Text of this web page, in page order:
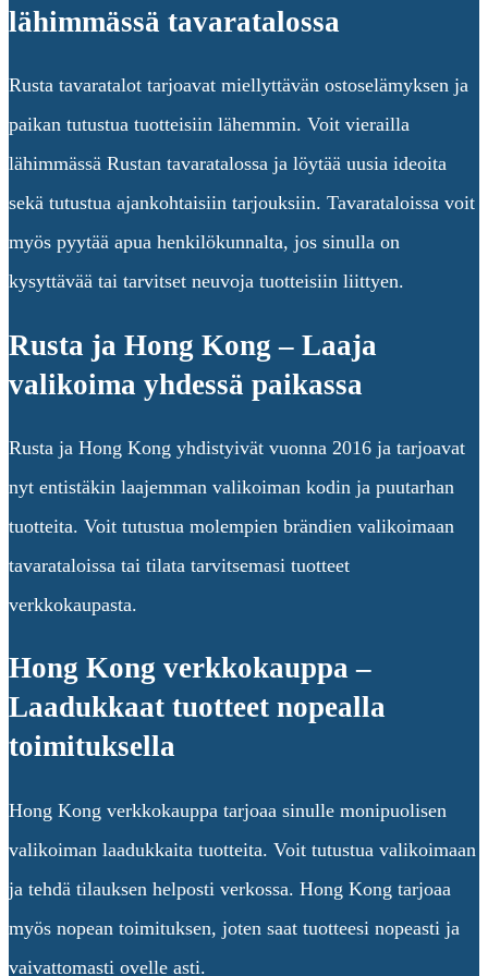
lähimmässä tavaratalossa
Rusta tavaratalot tarjoavat miellyttävän ostoselämyksen ja
paikan tutustua tuotteisiin lähemmin. Voit vierailla
lähimmässä Rustan tavaratalossa ja löytää uusia ideoita
sekä tutustua ajankohtaisiin tarjouksiin. Tavarataloissa voit
myös pyytää apua henkilökunnalta, jos sinulla on
kysyttävää tai tarvitset neuvoja tuotteisiin liittyen.
Rusta ja Hong Kong – Laaja
valikoima yhdessä paikassa
Rusta ja Hong Kong yhdistyivät vuonna 2016 ja tarjoavat
nyt entistäkin laajemman valikoiman kodin ja puutarhan
tuotteita. Voit tutustua molempien brändien valikoimaan
tavarataloissa tai tilata tarvitsemasi tuotteet
verkkokaupasta.
Hong Kong verkkokauppa –
Laadukkaat tuotteet nopealla
toimituksella
Hong Kong verkkokauppa tarjoaa sinulle monipuolisen
valikoiman laadukkaita tuotteita. Voit tutustua valikoimaan
ja tehdä tilauksen helposti verkossa. Hong Kong tarjoaa
myös nopean toimituksen, joten saat tuotteesi nopeasti ja
vaivattomasti ovelle asti.